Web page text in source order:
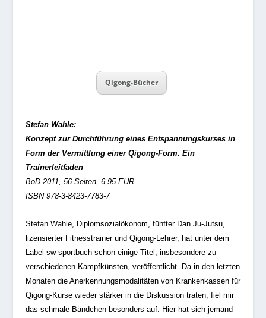
Qigong-Bücher
Stefan Wahle:
Konzept zur Durchführung eines Entspannungskurses in
Form der Vermittlung einer Qigong-Form. Ein
Trainerleitfaden
BoD 2011, 56 Seiten, 6,95 EUR
ISBN 978-3-8423-7783-7
Stefan Wahle, Diplomsozialökonom, fünfter Dan Ju-Jutsu,
lizensierter Fitnesstrainer und Qigong-Lehrer, hat unter dem
Label sw-sportbuch schon einige Titel, insbesondere zu
verschiedenen Kampfkünsten, veröffentlicht. Da in den letzten
Monaten die Anerkennungsmodalitäten von Krankenkassen für
Qigong-Kurse wieder stärker in die Diskussion traten, fiel mir
das schmale Bändchen besonders auf: Hier hat sich jemand